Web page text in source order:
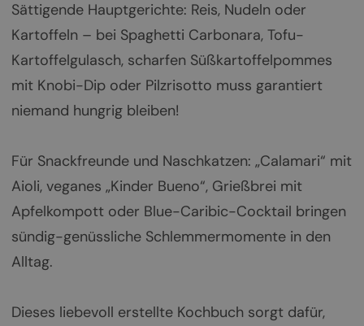
Sättigende Hauptgerichte: Reis, Nudeln oder
Kartoffeln – bei Spaghetti Carbonara, Tofu-
Kartoffelgulasch, scharfen Süßkartoffelpommes
mit Knobi-Dip oder Pilzrisotto muss garantiert
niemand hungrig bleiben!
Für Snackfreunde und Naschkatzen: „Calamari“ mit
Aioli, veganes „Kinder Bueno“, Grießbrei mit
Apfelkompott oder Blue-Caribic-Cocktail bringen
sündig-genüssliche Schlemmermomente in den
Alltag.
Dieses liebevoll erstellte Kochbuch sorgt dafür,